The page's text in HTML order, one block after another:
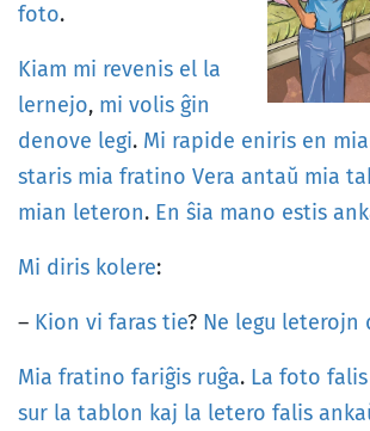
foto.
Kiam mi revenis el la
lernejo, mi volis ĝin
denove legi. Mi rapide eniris en
staris mia fratino Vera antaŭ mia
mian leteron. En ŝia mano estis
Mi diris kolere:
– Kion vi faras tie? Ne legu leterojn
Mia fratino fariĝis ruĝa. La foto falis
sur la tablon kaj la letero falis